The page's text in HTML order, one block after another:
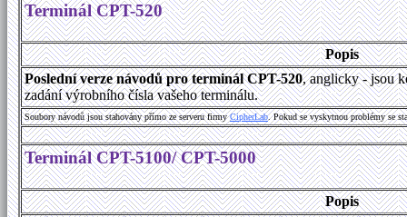
Terminál CPT-520
Popis
Poslední verze návodů pro terminál CPT-520, anglicky - jsou
zadání výrobního čísla vašeho terminálu.
Soubory návodů jsou stahovány přímo ze serveru firmyCipherLab. Pokud se vyskytnou problémy se
Terminál CPT-5100/ CPT-5000
Popis